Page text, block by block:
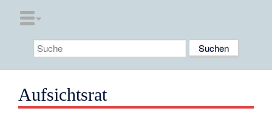
Aufsichtsrat